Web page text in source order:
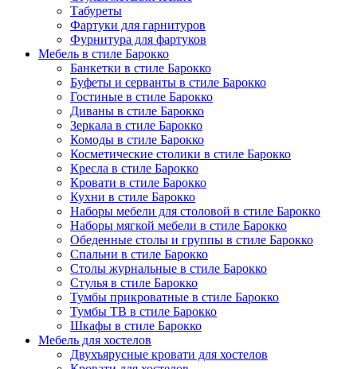
Табуреты
Фартуки для гарнитуров
Фурнитура для фартуков
Мебель в стиле Барокко
Банкетки в стиле Барокко
Буфеты и серванты в стиле Барокко
Гостиные в стиле Барокко
Диваны в стиле Барокко
Зеркала в стиле Барокко
Комоды в стиле Барокко
Косметические столики в стиле Барокко
Кресла в стиле Барокко
Кровати в стиле Барокко
Кухни в стиле Барокко
Наборы мебели для столовой в стиле Барокко
Наборы мягкой мебели в стиле Барокко
Обеденные столы и группы в стиле Барокко
Спальни в стиле Барокко
Столы журнальные в стиле Барокко
Стулья в стиле Барокко
Тумбы прикроватные в стиле Барокко
Тумбы ТВ в стиле Барокко
Шкафы в стиле Барокко
Мебель для хостелов
Двухъярусные кровати для хостелов